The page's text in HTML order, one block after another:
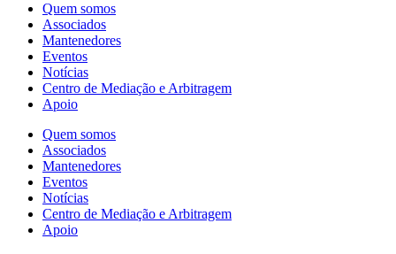
Quem somos
Associados
Mantenedores
Eventos
Notícias
Centro de Mediação e Arbitragem
Apoio
Quem somos
Associados
Mantenedores
Eventos
Notícias
Centro de Mediação e Arbitragem
Apoio